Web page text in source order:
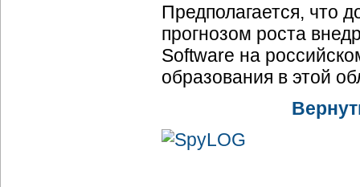
Предполагается, что
прогнозом роста
Software на
образования в этой